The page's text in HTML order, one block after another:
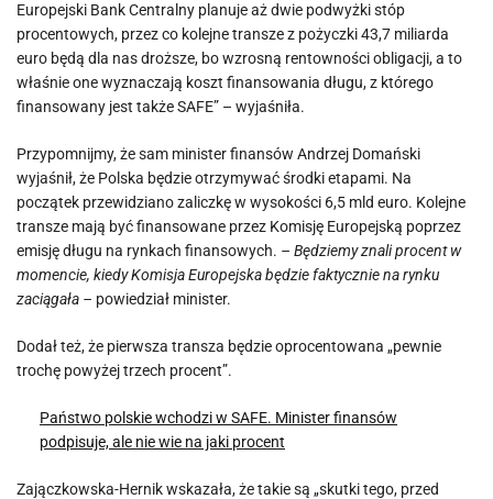
Europejski Bank Centralny planuje aż dwie podwyżki stóp
procentowych, przez co kolejne transze z pożyczki 43,7 miliarda
euro będą dla nas droższe, bo wzrosną rentowności obligacji, a to
właśnie one wyznaczają koszt finansowania długu, z którego
finansowany jest także SAFE” – wyjaśniła.
Przypomnijmy, że sam minister finansów Andrzej Domański
wyjaśnił, że Polska będzie otrzymywać środki etapami. Na
początek przewidziano zaliczkę w wysokości 6,5 mld euro. Kolejne
transze mają być finansowane przez Komisję Europejską poprzez
emisję długu na rynkach finansowych. – Będziemy znali procent w
momencie, kiedy Komisja Europejska będzie faktycznie na rynku
zaciągała – powiedział minister.
Dodał też, że pierwsza transza będzie oprocentowana „pewnie
trochę powyżej trzech procent”.
Państwo polskie wchodzi w SAFE. Minister finansów
podpisuje, ale nie wie na jaki procent
Zajączkowska-Hernik wskazała, że takie są „skutki tego, przed